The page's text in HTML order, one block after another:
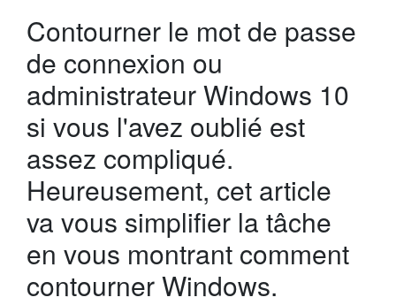
Contourner le mot de passe
de connexion ou
administrateur Windows 10
si vous l'avez oublié est
assez compliqué.
Heureusement, cet article
va vous simplifier la tâche
en vous montrant comment
contourner Windows.